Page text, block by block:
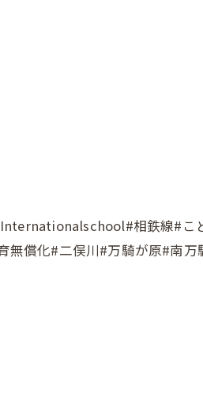
相鉄線#こ
償化#二俣川#万騎が原#南